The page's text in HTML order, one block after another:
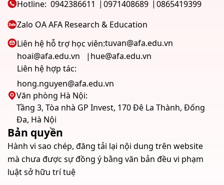
Hotline: 0942386611 0971408689
0865419399
Zalo OA AFA Research & Education
Liên hệ hỗ trợ học viên:tuvan@afa.edu.vn
hoai@afa.edu.vn
hue@afa.edu.vn
Liên hệ hợp tác:
hong.nguyen@afa.edu.vn
Văn phòng Hà Nội:
Tầng 3, Tòa nhà GP Invest, 170 Đê La Thành, Đống
Đa, Hà Nội
Bản quyền
Hành vi sao chép, đăng tải lại nội dung trên website
mà chưa được sự đồng ý bằng văn bản đều vi phạm
luật sở hữu trí tuệ